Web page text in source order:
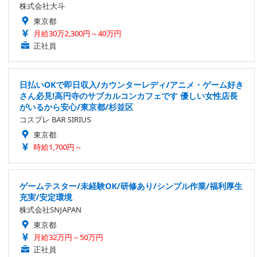
株式会社大斗
東京都
月給30万2,300円～40万円
正社員
日払いOKで即日収入/カウンターレディ/アニメ・ゲーム好き
さん必見!高円寺のサブカルコンカフェです 優しい女性店長
がいるから安心/東京都/杉並区
コスプレ BAR SIRIUS
東京都
時給1,700円～
ゲームテスター/未経験OK/研修あり/シンプル作業/福利厚生
充実/安定環境
株式会社SNJAPAN
東京都
月給32万円～50万円
正社員